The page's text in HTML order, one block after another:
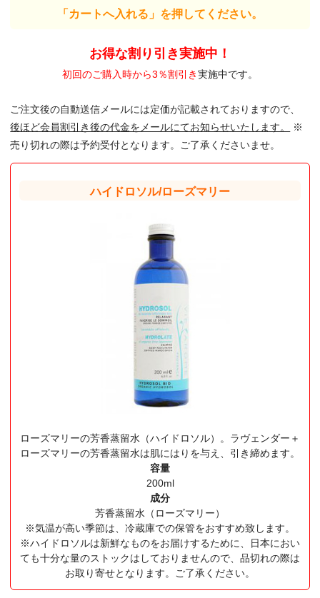
「カートへ入れる」を押してください。
お得な割り引き実施中！
初回のご購入時から3％割引き実施中です。
ご注文後の自動送信メールには定価が記載されておりますので、
後ほど会員割引き後の代金をメールにてお知らせいたします。
※
売り切れの際は予約受付となります。ご了承くださいませ。
ハイドロソル/ローズマリー
ローズマリーの芳香蒸留水（ハイドロソル）。ラヴェンダー＋
ローズマリーの芳香蒸留水は肌にはりを与え、引き締めます。
容量
200ml
成分
芳香蒸留水（ローズマリー）
※気温が高い季節は、冷蔵庫での保管をおすすめ致します。
※ハイドロソルは新鮮なものをお届けするために、日本におい
ても十分な量のストックはしておりませんので、品切れの際は
お取り寄せとなります。ご了承ください。